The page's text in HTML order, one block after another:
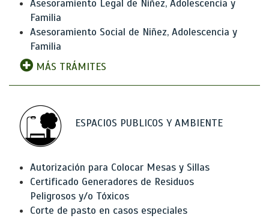
Asesoramiento Legal de Niñez, Adolescencia y
Familia
Asesoramiento Social de Niñez, Adolescencia y
Familia
MÁS TRÁMITES
ESPACIOS PUBLICOS Y AMBIENTE
Autorización para Colocar Mesas y Sillas
Certificado Generadores de Residuos
Peligrosos y/o Tóxicos
Corte de pasto en casos especiales